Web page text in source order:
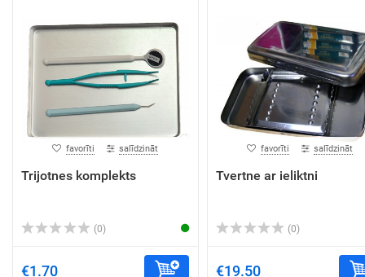
favorīti salīdzināt
Trijotnes komplekts
(0)
€1.70
favorīti salīdzināt
Tvertne ar ieliktni
(0)
€19.50